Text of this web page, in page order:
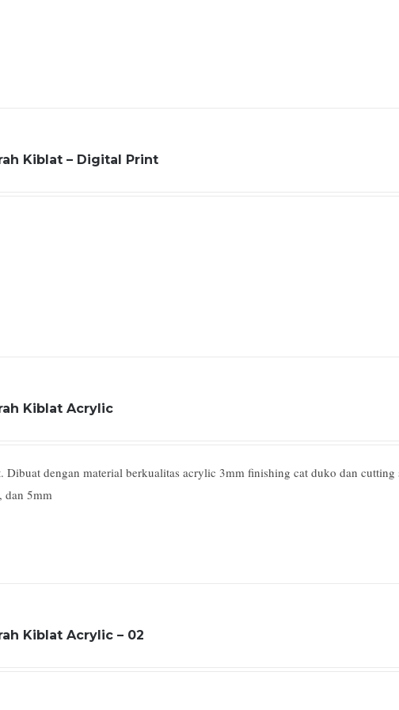
Kiblat – Digital Print
Kiblat Acrylic
dengan material berkualitas acrylic 3mm finishing cat duko dan cutting
dan 5mm
Kiblat Acrylic – 02